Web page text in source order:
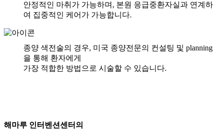
안정적인 마취 가 가능하며, 본원 응급중환자실과 연계하
여 집중적인 케어가 가능합니다.
종양 색전술의 경우, 미국 종양전문의 컨설팅 및 planning
을 통해 환자에게
가장 적합한 방법으로 시술할 수 있습니다.
해마루 인터벤션센터의